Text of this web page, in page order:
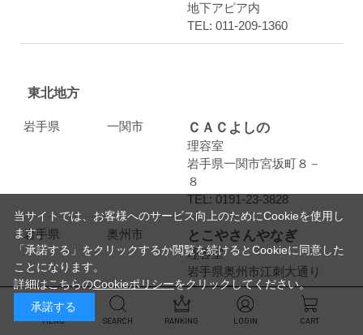
MENU SEARCH RANKING LOGIN CART
地下アピア内
TEL: 011-209-1360
東北地方
岩手県 一関市 ＣＡＣよしの
理容室
岩手県一関市宮坂町８－
８
TEL: 0191-23-3828
岩手県 奥州市 とこやさんやなぎ
理容室
岩手県奥州市江刺大通り
３－１７
TEL: 0197-35-4840
当サイトでは、お客様へのサービス向上のためにCookieを使用し
ます。
「承諾する」をクリックするか閲覧を続けるとCookieに同意した
ことになります。
詳細はこちらのCookieポリシーをクリックしてください。
承諾する